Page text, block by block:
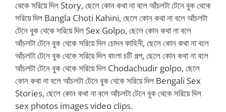
থেকে সরিয়ে দিল Story, ছেলে কোন কথা না বলে আঁচলটা টেনে বুক থেকে
সরিয়ে দিল Bangla Choti Kahini, ছেলে কোন কথা না বলে আঁচলটা
টেনে বুক থেকে সরিয়ে দিল Sex Golpo, ছেলে কোন কথা না বলে
আঁচলটা টেনে বুক থেকে সরিয়ে দিল চোদন কাহিনী, ছেলে কোন কথা না বলে
আঁচলটা টেনে বুক থেকে সরিয়ে দিল বাংলা চটি গল্প, ছেলে কোন কথা না বলে
আঁচলটা টেনে বুক থেকে সরিয়ে দিল Chodachudir golpo, ছেলে
কোন কথা না বলে আঁচলটা টেনে বুক থেকে সরিয়ে দিল Bengali Sex
Stories, ছেলে কোন কথা না বলে আঁচলটা টেনে বুক থেকে সরিয়ে দিল
sex photos images video clips.